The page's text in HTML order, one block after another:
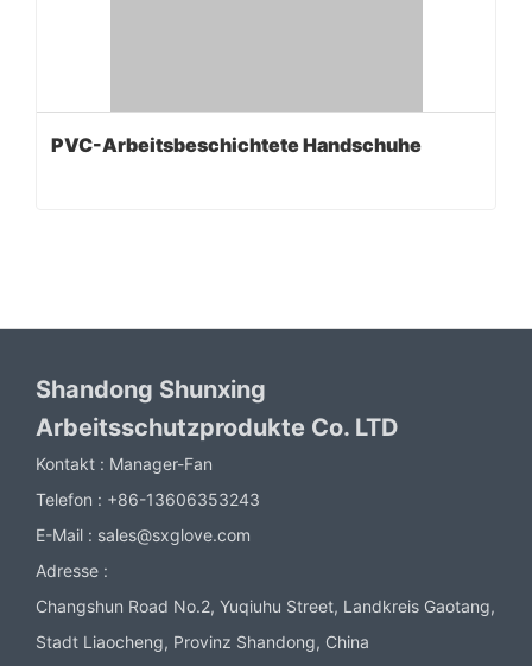
PVC-Arbeitsbeschichtete Handschuhe
Shandong Shunxing
Arbeitsschutzprodukte Co. LTD
Kontakt : Manager-Fan
Telefon : +86-13606353243
E-Mail : sales@sxglove.com
Adresse :
Changshun Road No.2, Yuqiuhu Street, Landkreis Gaotang,
Stadt Liaocheng, Provinz Shandong, China